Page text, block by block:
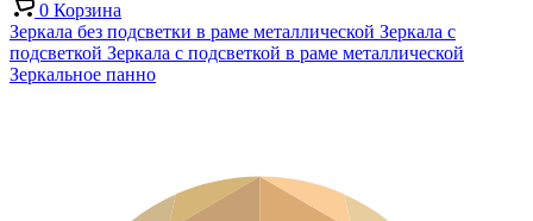
0 Корзина
Зеркала без подсветки в раме металлической Зеркала с
подсветкой Зеркала с подсветкой в раме металлической
Зеркальное панно